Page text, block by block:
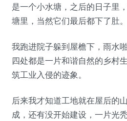
是一个小水塘，之后的日子里
塘里，当然它们最后都下了肚。
我跑进院子躲到屋檐下，雨水
四处都是一片和谐自然的乡村
筑工业入侵的迹象。
后来我才知道工地就在屋后的
成，还有没开始建设，一片光秃